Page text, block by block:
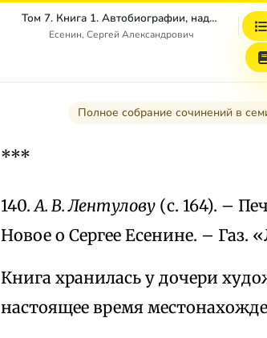
Том 7. Книга 1. Автобиографии, надписи и др
Есенин, Сергей Александрович
Полное собрание сочинений в
***
140. А. В. Лентулову (с. 164). –
Новое о Сергее Есенине. – Газ.
Книга хранилась у дочери
настоящее время